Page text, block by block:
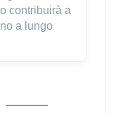
contribuirà a
a lungo